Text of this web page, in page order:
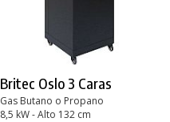
Britec Oslo 3 Caras
Gas Butano o Propano
8,5 kW - Alto 132 cm